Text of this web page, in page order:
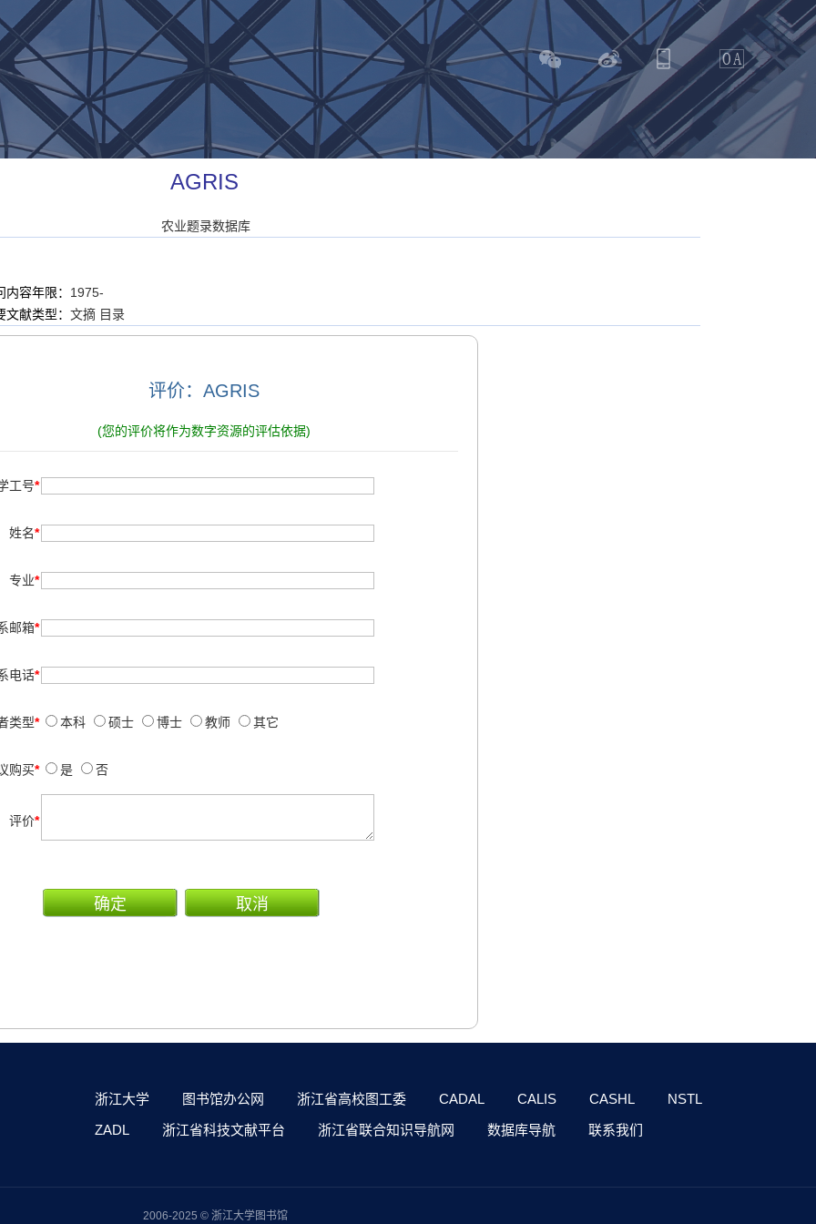
AGRIS
农业题录数据库
内容年限： 1975-
文献类型： 文摘 目录
评价：AGRIS
(您的评价将作为数字资源的评估依据)
工号*
姓名*
专业*
邮箱*
电话*
类型* 本科 硕士 博士 教师 其它
购买* 是 否
评价*
浙江大学 图书馆办公网 浙江省高校图工委 CADAL CALIS CASHL
NSTL
ZADL
浙江省科技文献平台 浙江省联合知识导航网 数据库导航 联系我们
2006-2025 © 浙江大学图书馆